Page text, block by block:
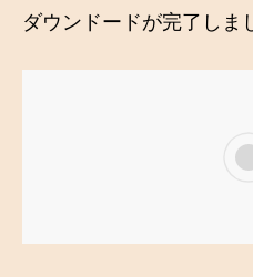
ダウンドードが完了しま